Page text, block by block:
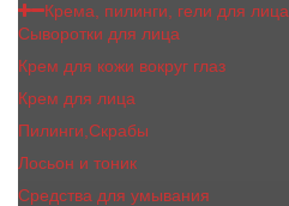
Крема, пилинги, гели для лица
Сыворотки для лица
Крем для кожи вокруг глаз
Крем для лица
Пилинги,Скрабы
Лосьон и тоник
Средства для умывания